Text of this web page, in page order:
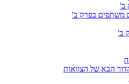
ב'
משתפים בפרק ב'
ב'
הבא של הצוואות